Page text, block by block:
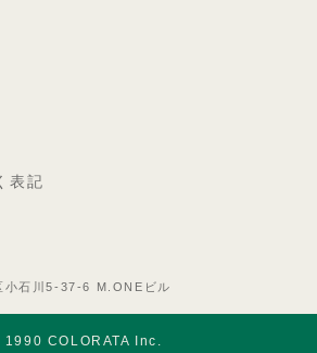
表記
石川5-37-6 M.ONEビル
1990 COLORATA Inc.